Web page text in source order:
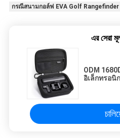
กรณีสนามกอล์ฟ EVA Golf Rangefinder
এর সেরা
ODM
อิเล็กทรอนิ